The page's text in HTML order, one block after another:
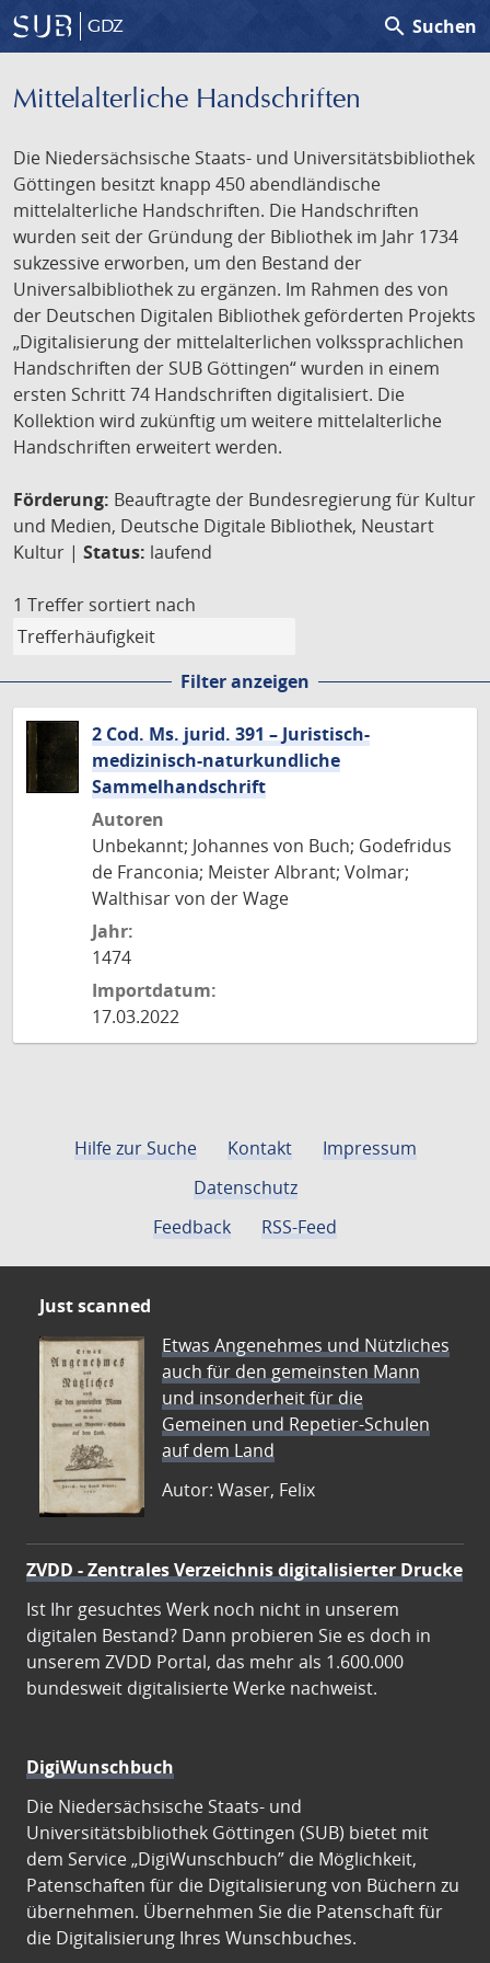
GDZ search Suchen
Mittelalterliche Handschriften
Die Niedersächsische Staats- und Universitätsbibliothek
Göttingen besitzt knapp 450 abendländische
mittelalterliche Handschriften. Die Handschriften
wurden seit der Gründung der Bibliothek im Jahr 1734
sukzessive erworben, um den Bestand der
Universalbibliothek zu ergänzen. Im Rahmen des von
der Deutschen Digitalen Bibliothek geförderten Projekts
„Digitalisierung der mittelalterlichen volkssprachlichen
Handschriften der SUB Göttingen“ wurden in einem
ersten Schritt 74 Handschriften digitalisiert. Die
Kollektion wird zukünftig um weitere mittelalterliche
Handschriften erweitert werden.
Förderung: Beauftragte der Bundesregierung für Kultur
und Medien, Deutsche Digitale Bibliothek, Neustart
Kultur | Status: laufend
1 Treffer sortiert nach
Filter anzeigen
2 Cod. Ms. jurid. 391 – Juristisch-
medizinisch-naturkundliche
Sammelhandschrift
Autoren
Unbekannt; Johannes von Buch; Godefridus
de Franconia; Meister Albrant; Volmar;
Walthisar von der Wage
Jahr:
1474
Importdatum:
17.03.2022
Hilfe zur Suche Kontakt
Impressum
Datenschutz
Feedback
RSS-Feed
Just scanned
Etwas Angenehmes und Nützliches
auch für den gemeinsten Mann
und insonderheit für die
Gemeinen und Repetier-Schulen
auf dem Land
Autor: Waser, Felix
ZVDD - Zentrales Verzeichnis digitalisierter Drucke
Ist Ihr gesuchtes Werk noch nicht in unserem
digitalen Bestand? Dann probieren Sie es doch in
unserem ZVDD Portal, das mehr als 1.600.000
bundesweit digitalisierte Werke nachweist.
DigiWunschbuch
Die Niedersächsische Staats- und
Universitätsbibliothek Göttingen (SUB) bietet mit
dem Service „DigiWunschbuch” die Möglichkeit,
Patenschaften für die Digitalisierung von Büchern zu
übernehmen. Übernehmen Sie die Patenschaft für
die Digitalisierung Ihres Wunschbuches.